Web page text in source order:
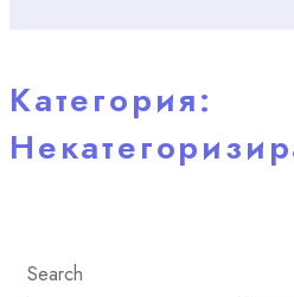
Категория:
Search